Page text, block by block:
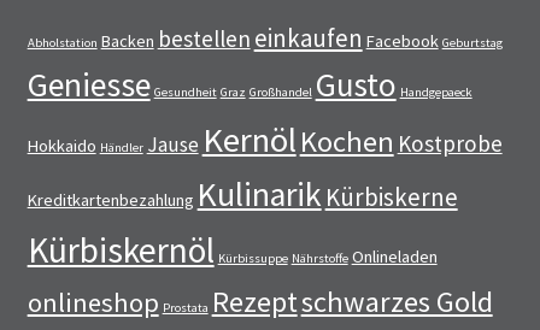
Abholstation Backen bestellen einkaufen Facebook Geburtstag
Geniesse Gesundheit Graz Großhandel Gusto Handgepaeck
Hokkaido Händler Jause KernölKochen Kostprobe
Kreditkartenbezahlung Kulinarik Kürbiskerne
Kürbiskernöl Kürbissuppe Nährstoffe Onlineladen
onlineshop Prostata Rezeptschwarzes Gold